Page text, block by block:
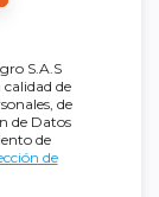
S.A.S
calidad de
de
de Datos
de
de